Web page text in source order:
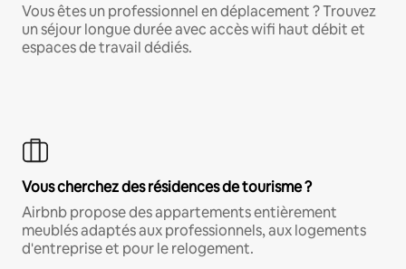
Vous êtes un professionnel en déplacement ? Trouvez
un séjour longue durée avec accès wifi haut débit et
espaces de travail dédiés.
Vous cherchez des résidences de tourisme ?
Airbnb propose des appartements entièrement
meublés adaptés aux professionnels, aux logements
d'entreprise et pour le relogement.